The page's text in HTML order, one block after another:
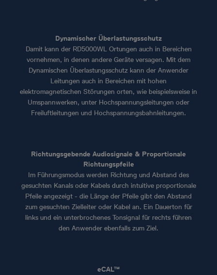
Dynamischer Überlastungsschutz
Damit kann der RD5000WL Ortungen auch in Bereichen
vornehmen, in denen andere Geräte versagen. Mit dem
Dynamischen Überlastungsschutz kann der Anwender
Leitungen auch in Bereichen mit hohen
elektromagnetischen Störungen orten, wie beispielsweise in
Umspannwerken, unter Hochspannungsleitungen oder
Freiluftleitungen und Hochspannungsbahnleitungen.
Richtungsgebende Audiosignale & Proportionale
Richtungspfeile
Im Führungsmodus werden Richtung und Abstand des
gesuchten Kanals oder Kabels durch intuitive proportionale
Pfeile angezeigt - die Länge der Pfeile gibt den Abstand
zum gesuchten Zielleiter oder Kabel an. Ein Dauerton für
links und ein unterbrochenes Tonsignal für rechts führen
den Anwender ebenfalls zum Ziel.
eCAL™